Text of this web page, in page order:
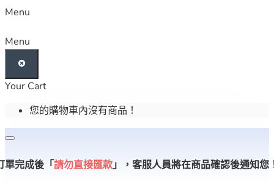
Menu
Menu
Your Cart
您的購物車內沒有商品！
單完成後「請勿直接匯款 」， 客服人員將在商品確認後通知您